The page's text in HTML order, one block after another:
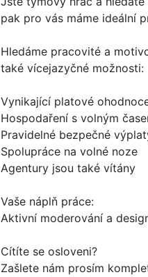
pak pro vás máme ideální
Hledáme pracovité a
také vícejazyčné možnosti:
Vynikající platové
Hospodaření s volným
Pravidelné bezpečné
Spolupráce na volné noze
Agentury jsou také vítány
Vaše náplň práce:
Aktivní moderování a
Cítíte se osloveni?
Zašlete nám prosím